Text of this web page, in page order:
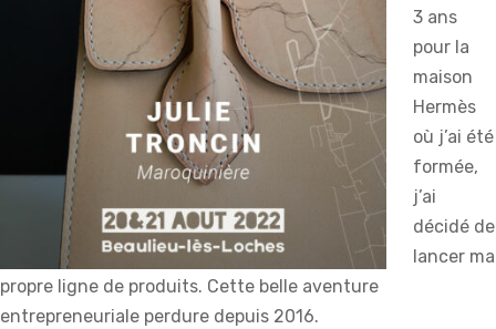
3 ans
pour la
maison
Hermès
où j’ai été
formée,
j’ai
décidé de
lancer ma
propre ligne de produits. Cette belle aventure
entrepreneuriale perdure depuis 2016.